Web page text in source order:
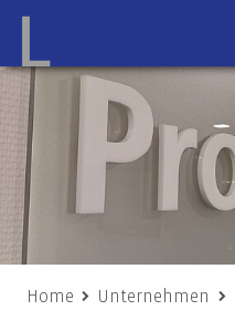
Home Unternehmen